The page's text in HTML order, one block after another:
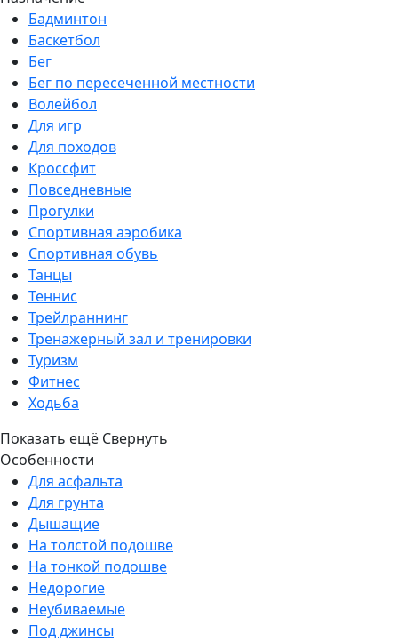
Бадминтон
Баскетбол
Бег
Бег по пересеченной местности
Волейбол
Для игр
Для походов
Кроссфит
Повседневные
Прогулки
Спортивная аэробика
Спортивная обувь
Танцы
Теннис
Трейлраннинг
Тренажерный зал и тренировки
Туризм
Фитнес
Ходьба
Показать ещё Свернуть
Особенности
Для асфальта
Для грунта
Дышащие
На толстой подошве
На тонкой подошве
Недорогие
Неубиваемые
Под джинсы